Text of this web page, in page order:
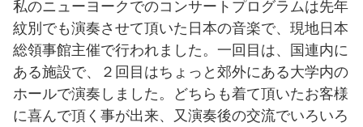
私のニューヨークでのコンサートプログラムは先年
紋別でも演奏させて頂いた日本の音楽で、現地日本
総領事館主催で行われました。一回目は、国連内に
ある施設で、２回目はちょっと郊外にある大学内の
ホールで演奏しました。どちらも着て頂いたお客様
に喜んで頂く事が出来、又演奏後の交流でいろいろ